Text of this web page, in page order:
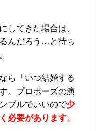
してきた場合は、
んだろう…と待ち
ら「いつ結婚する
。プロポーズの演
プルでいいので少
必要があります。